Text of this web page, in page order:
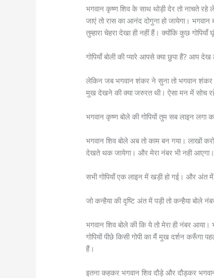
भगवान कृष्ण शिव के साथ थोड़ी देर तो नाचते रहे
जाएं तो रास का आनंद दोगुना हो जायेगा।
तुम्हारा चेहरा देखा ही नहीं हैं। क्योंकि कुछ
गोपियाँ बोली की प्यारे आपसे क्या छुपा हैं? आप देख
लेकिन जब भगवान शंकर ने सुना तो भगवान शंकर
मुख देखने की क्या जरुरत थी। ऐसा मन में सोच
भगवान कृष्ण बोले की गोपियों तुम सब लाइन
भगवान शिव बोले अब तो काम बन गया। लाखों
देखते थक जायेगा। और मेरा नंबर भी नही आएगा।
सभी गोपियाँ एक लाइन में खड़ी हो गई। और अंत
जो कन्हैया की दृष्टि अंत में पड़ी तो कन्हैया बोले
भगवान शिव बोले की कि ये तो मेरा ही नंबर
गोपियों पीछे किसी गोपी का मैं मुख दर्शन
हैं।
इतना कहकर भगवान शिव दौड़े और दौड़कर